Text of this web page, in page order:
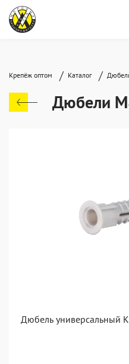
Крепёж оптом / Каталог /
Дюбели
Дюбель универсальный